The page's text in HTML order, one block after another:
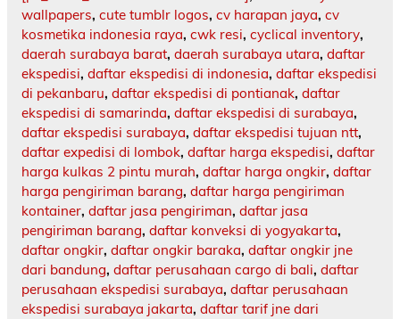
wallpapers, cute tumblr logos, cv harapan jaya, cv
kosmetika indonesia raya, cwk resi, cyclical inventory,
daerah surabaya barat, daerah surabaya utara, daftar
ekspedisi, daftar ekspedisi di indonesia, daftar ekspedisi
di pekanbaru, daftar ekspedisi di pontianak, daftar
ekspedisi di samarinda, daftar ekspedisi di surabaya,
daftar ekspedisi surabaya, daftar ekspedisi tujuan ntt,
daftar expedisi di lombok, daftar harga ekspedisi, daftar
harga kulkas 2 pintu murah, daftar harga ongkir, daftar
harga pengiriman barang, daftar harga pengiriman
kontainer, daftar jasa pengiriman, daftar jasa
pengiriman barang, daftar konveksi di yogyakarta,
daftar ongkir, daftar ongkir baraka, daftar ongkir jne
dari bandung, daftar perusahaan cargo di bali, daftar
perusahaan ekspedisi surabaya, daftar perusahaan
ekspedisi surabaya jakarta, daftar tarif jne dari